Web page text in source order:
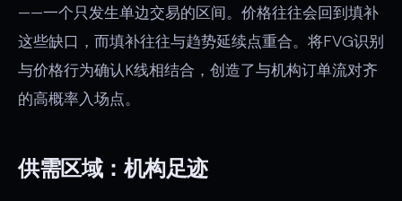
——一个只发生单边交易的区间。价格往往会回到填补
这些缺口，而填补往往与趋势延续点重合。将FVG识别
与价格行为确认K线相结合，创造了与机构订单流对齐
的高概率入场点。
供需区域：机构足迹